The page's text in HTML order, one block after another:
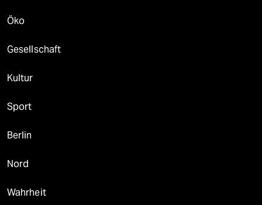
Öko
Gesellschaft
Kultur
Sport
Berlin
Nord
Wahrheit